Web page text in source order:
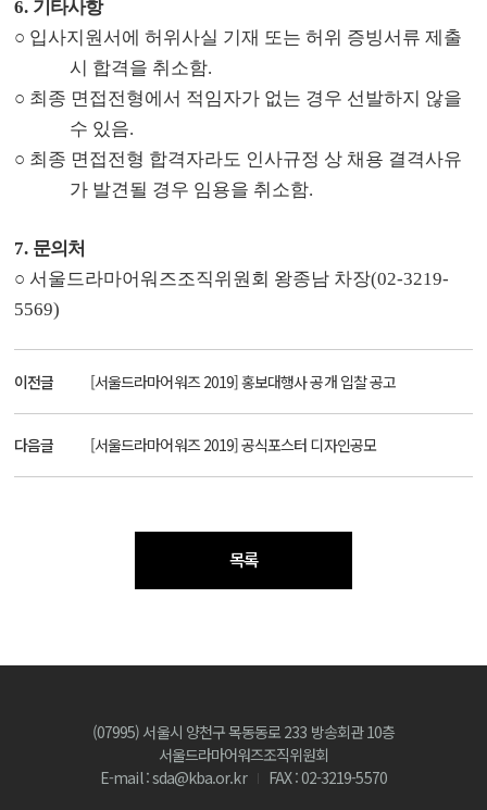
6. 기타사항
○ 입사지원서에 허위사실 기재 또는 허위 증빙서류 제출
시 합격을 취소함.
○ 최종 면접전형에서 적임자가 없는 경우 선발하지 않을
수 있음.
○ 최종 면접전형 합격자라도 인사규정 상 채용 결격사유
가 발견될 경우 임용을 취소함.
7. 문의처
○ 서울드라마어워즈조직위원회 왕종남 차장(02-3219-
5569)
이전글 [서울드라마어워즈 2019] 홍보대행사 공개 입찰 공고
다음글 [서울드라마어워즈 2019] 공식포스터 디자인공모
목록
(07995) 서울시 양천구 목동동로 233 방송회관 10층
서울드라마어워즈조직위원회
E-mail : sda@kba.or.kr
FAX : 02-3219-5570